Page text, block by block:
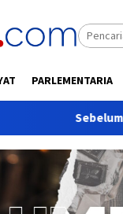
PARLEMENTARIA
Sebelum Mata